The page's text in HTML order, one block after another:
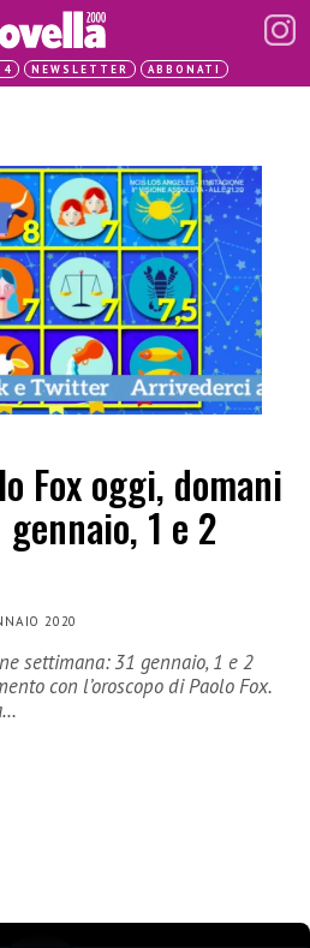
NEWSLETTER ABBONATI
Fox oggi, domani
1 e 2
2020
settimana: 31 gennaio, 1 e 2
con l’oroscopo di Paolo Fox.